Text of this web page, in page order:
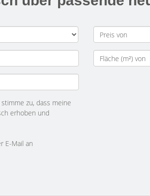
zu, dass meine
erhoben und
E-Mail an